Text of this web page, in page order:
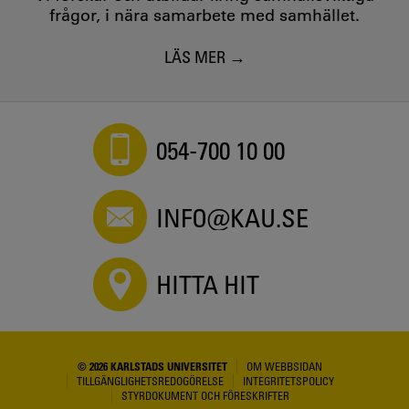
frågor, i nära samarbete med samhället.
LÄS MER
054-700 10 00
INFO@KAU.SE
HITTA HIT
© 2026 KARLSTADS UNIVERSITET
OM WEBBSIDAN
TILLGÄNGLIGHETSREDOGÖRELSE
INTEGRITETSPOLICY
STYRDOKUMENT OCH FÖRESKRIFTER